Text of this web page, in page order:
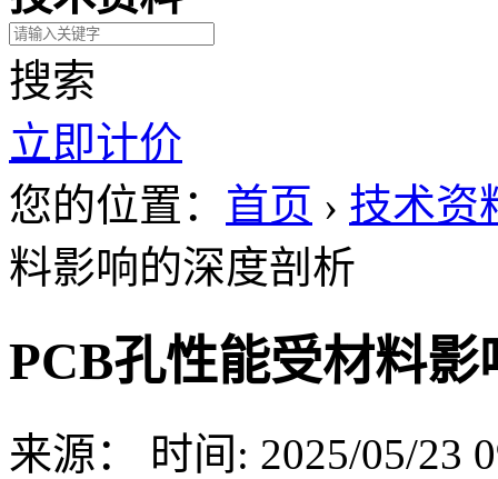
搜索
立即计价
您的位置： 首页 › 技术资
料影响的深度剖析
PCB孔性能受材料
来源：
时间: 2025/05/23